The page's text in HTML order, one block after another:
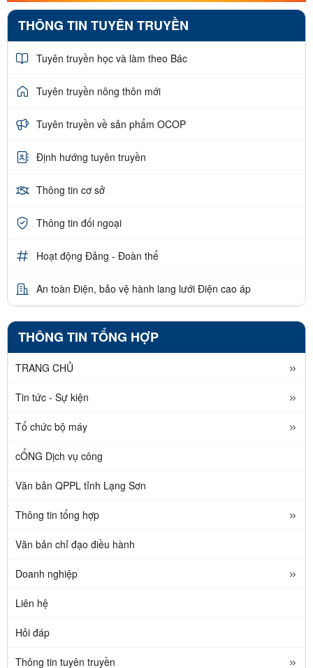
THÔNG TIN TUYÊN TRUYỀN
Tuyên truyền học và làm theo Bác
Tuyên truyền nông thôn mới
Tuyên truyền về sản phẩm OCOP
Định hướng tuyên truyền
Thông tin cơ sở
Thông tin đối ngoại
Hoạt động Đảng - Đoàn thể
An toàn Điện, bảo vệ hành lang lưới Điện cao áp
THÔNG TIN TỔNG HỢP
TRANG CHỦ
Tin tức - Sự kiện
Tổ chức bộ máy
cỔNG Dịch vụ công
Văn bản QPPL tỉnh Lạng Sơn
Thông tin tổng hợp
Văn bản chỉ đạo điều hành
Doanh nghiệp
Liên hệ
Hỏi đáp
Thông tin tuyên truyền